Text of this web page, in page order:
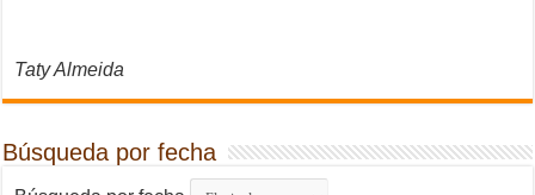
Taty Almeida
Búsqueda por fecha